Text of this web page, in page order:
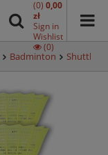
(0) 0,00
zł
Sign in
Wishlist
(0)
Badminton